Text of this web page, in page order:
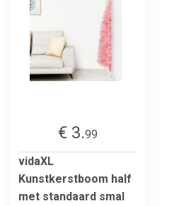
€ 3.99
vidaXL
Kunstkerstboom half
met standaard smal